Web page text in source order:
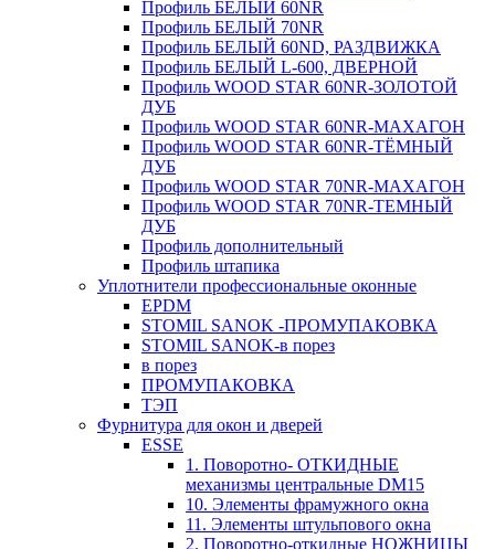
Профиль БЕЛЫЙ 60NR
Профиль БЕЛЫЙ 70NR
Профиль БЕЛЫЙ 60ND, РАЗДВИЖКА
Профиль БЕЛЫЙ L-600, ДВЕРНОЙ
Профиль WOOD STAR 60NR-ЗОЛОТОЙ
ДУБ
Профиль WOOD STAR 60NR-МАХАГОН
Профиль WOOD STAR 60NR-ТЁМНЫЙ
ДУБ
Профиль WOOD STAR 70NR-МАХАГОН
Профиль WOOD STAR 70NR-ТЕМНЫЙ
ДУБ
Профиль дополнительный
Профиль штапика
Уплотнители профессиональные оконные
EPDM
STOMIL SANOK -ПРОМУПАКОВКА
STOMIL SANOK-в порез
в порез
ПРОМУПАКОВКА
ТЭП
Фурнитура для окон и дверей
ESSE
1. Поворотно- ОТКИДНЫЕ
механизмы центральные DM15
10. Элементы фрамужного окна
11. Элементы штульпового окна
2. Поворотно-откидные НОЖНИЦЫ